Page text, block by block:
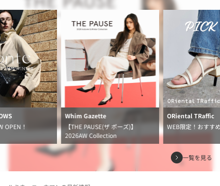
OPEN！
Whim Gazette
【THE PAUSE(ザ ポーズ)】
2026AW Collection
ORiental TRaffic
WEB限定！おすす
一覧を見る